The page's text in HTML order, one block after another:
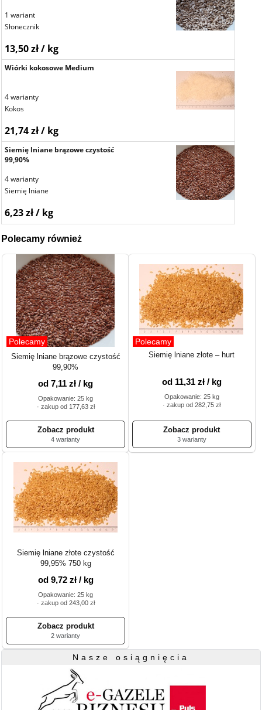
1 wariant
Słonecznik
13,50 zł / kg
Wiórki kokosowe Medium
4 warianty
Kokos
21,74 zł / kg
Siemię lniane brązowe czystość
99,90%
4 warianty
Siemię lniane
6,23 zł / kg
Polecamy również
Polecamy
Siemię lniane brązowe czystość
99,90%
od 7,11 zł / kg
Opakowanie: 25 kg
· zakup od 177,63 zł
4 warianty
Polecamy
Siemię lniane złote – hurt
od 11,31 zł / kg
Opakowanie: 25 kg
· zakup od 282,75 zł
3 warianty
Siemię lniane złote czystość
99,95% 750 kg
od 9,72 zł / kg
Opakowanie: 25 kg
· zakup od 243,00 zł
2 warianty
Nasze osiągnięcia